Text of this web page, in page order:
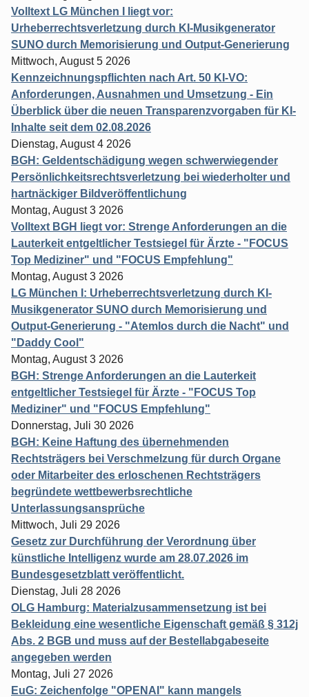
Volltext LG München I liegt vor:
Urheberrechtsverletzung durch KI-Musikgenerator
SUNO durch Memorisierung und Output-Generierung
Mittwoch, August 5 2026
Kennzeichnungspflichten nach Art. 50 KI-VO:
Anforderungen, Ausnahmen und Umsetzung - Ein
Überblick über die neuen Transparenzvorgaben für KI-
Inhalte seit dem 02.08.2026
Dienstag, August 4 2026
BGH: Geldentschädigung wegen schwerwiegender
Persönlichkeitsrechtsverletzung bei wiederholter und
hartnäckiger Bildveröffentlichung
Montag, August 3 2026
Volltext BGH liegt vor: Strenge Anforderungen an die
Lauterkeit entgeltlicher Testsiegel für Ärzte - "FOCUS
Top Mediziner" und "FOCUS Empfehlung"
Montag, August 3 2026
LG München I: Urheberrechtsverletzung durch KI-
Musikgenerator SUNO durch Memorisierung und
Output-Generierung - "Atemlos durch die Nacht" und
"Daddy Cool"
Montag, August 3 2026
BGH: Strenge Anforderungen an die Lauterkeit
entgeltlicher Testsiegel für Ärzte - "FOCUS Top
Mediziner" und "FOCUS Empfehlung"
Donnerstag, Juli 30 2026
BGH: Keine Haftung des übernehmenden
Rechtsträgers bei Verschmelzung für durch Organe
oder Mitarbeiter des erloschenen Rechtsträgers
begründete wettbewerbsrechtliche
Unterlassungsansprüche
Mittwoch, Juli 29 2026
Gesetz zur Durchführung der Verordnung über
künstliche Intelligenz wurde am 28.07.2026 im
Bundesgesetzblatt veröffentlicht.
Dienstag, Juli 28 2026
OLG Hamburg: Materialzusammensetzung ist bei
Bekleidung eine wesentliche Eigenschaft gemäß § 312j
Abs. 2 BGB und muss auf der Bestellabgabeseite
angegeben werden
Montag, Juli 27 2026
EuG: Zeichenfolge "OPENAI" kann mangels